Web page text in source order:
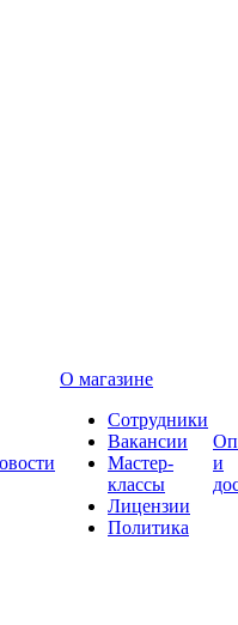
О магазине
Сотрудники
Вакансии
Мастер-
классы
Лицензии
Политика
и